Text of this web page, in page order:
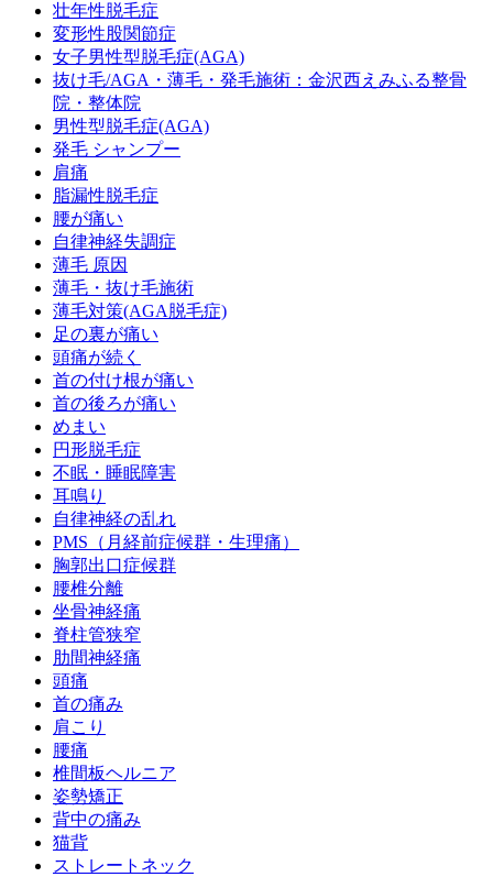
壮年性脱毛症
変形性股関節症
女子男性型脱毛症(AGA)
抜け毛/AGA・薄毛・発毛施術：金沢西えみふる整骨
院・整体院
男性型脱毛症(AGA)
発毛 シャンプー
肩痛
脂漏性脱毛症
腰が痛い
自律神経失調症
薄毛 原因
薄毛・抜け毛施術
薄毛対策(AGA脱毛症)
足の裏が痛い
頭痛が続く
首の付け根が痛い
首の後ろが痛い
めまい
円形脱毛症
不眠・睡眠障害
耳鳴り
自律神経の乱れ
PMS（月経前症候群・生理痛）
胸郭出口症候群
腰椎分離
坐骨神経痛
脊柱管狭窄
肋間神経痛
頭痛
首の痛み
肩こり
腰痛
椎間板ヘルニア
姿勢矯正
背中の痛み
猫背
ストレートネック